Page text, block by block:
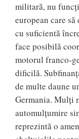
militară, nu
european care
cu suficientă
face posibilă
motorul franco-
dificilă.
de multe daune
Germania. Mulți
automulțumire
reprezintă o